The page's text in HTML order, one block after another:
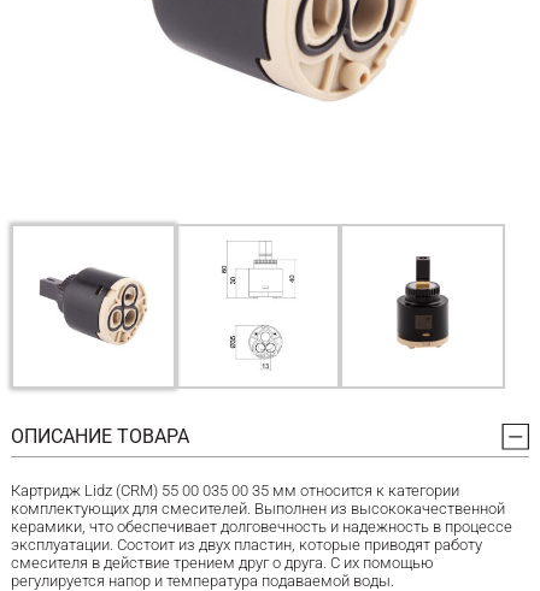
ОПИСАНИЕ ТОВАРА
Картридж Lidz (CRM) 55 00 035 00 35 мм относится к категории
комплектующих для смесителей. Выполнен из высококачественной
керамики, что обеспечивает долговечность и надежность в процессе
эксплуатации. Состоит из двух пластин, которые приводят работу
смесителя в действие трением друг о друга. С их помощью
регулируется напор и температура подаваемой воды.